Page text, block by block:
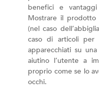
benefici e
Mostrare il
(nel caso
caso di articoli per
apparecchiati su
aiutino l’utente a
proprio come se lo
occhi.